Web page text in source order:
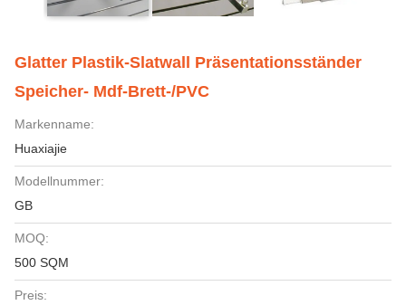
Glatter Plastik-Slatwall Präsentationsständer
Speicher- Mdf-Brett-/PVC
Markenname:
Huaxiajie
Modellnummer:
GB
MOQ:
500 SQM
Preis: